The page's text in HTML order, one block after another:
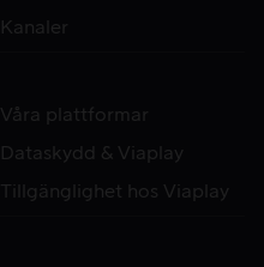
Kanaler
Våra plattformar
Dataskydd & Viaplay
Tillgänglighet hos Viaplay